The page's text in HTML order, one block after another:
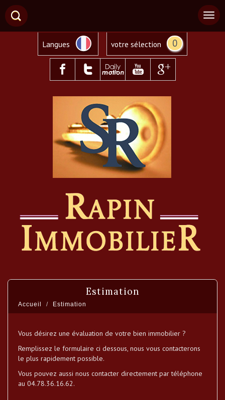
Langues votre sélection 0
estimation
Accueil Estimation
Vous désirez une évaluation de votre bien immobilier ?
Remplissez le formulaire ci dessous, nous vous contacterons
le plus rapidement possible.
Vous pouvez aussi nous contacter directement par téléphone
au 04.78.36.16.62.